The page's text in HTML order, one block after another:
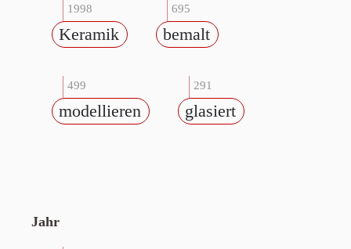
1998
Keramik
695
bemalt
499
modellieren
291
glasiert
Jahr